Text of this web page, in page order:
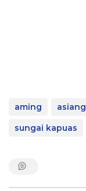
aming asiang
sungai kapuas